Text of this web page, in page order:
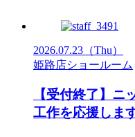
2026.07.23 （Thu）
姫路店ショールーム
【受付終了】ニ
工作を応援しま